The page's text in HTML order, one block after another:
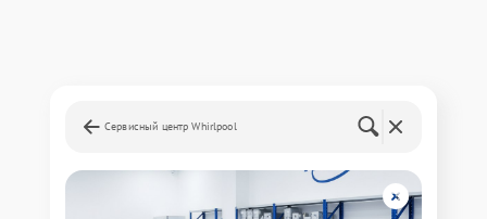
Сервисный центр Whirlpool